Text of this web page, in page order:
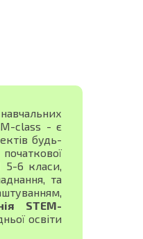
class - є
будь-
5-6 класи,
та
STEM-
освіти